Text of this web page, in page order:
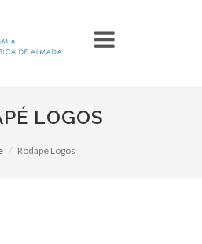
LOGOS
Rodapé Logos